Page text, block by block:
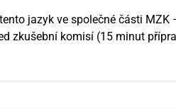
jazyk ve společné části MZK
zkušební komisí (15 minut